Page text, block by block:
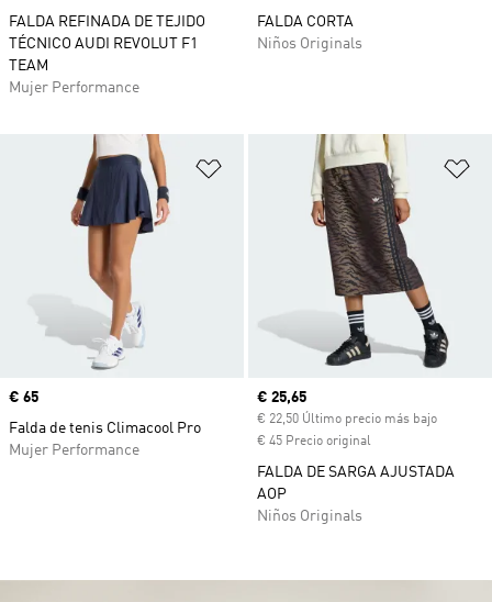
FALDA REFINADA DE TEJIDO
TÉCNICO AUDI REVOLUT F1
TEAM
Mujer Performance
FALDA CORTA
Niños Originals
Añadir a la lista de deseos
Precio
€ 65
Falda de tenis Climacool Pro
Mujer Performance
Precio actual
€ 25,65
€ 22,50 Último precio más bajo
€ 45 Precio original
FALDA DE SARGA AJUSTADA
AOP
Niños Originals